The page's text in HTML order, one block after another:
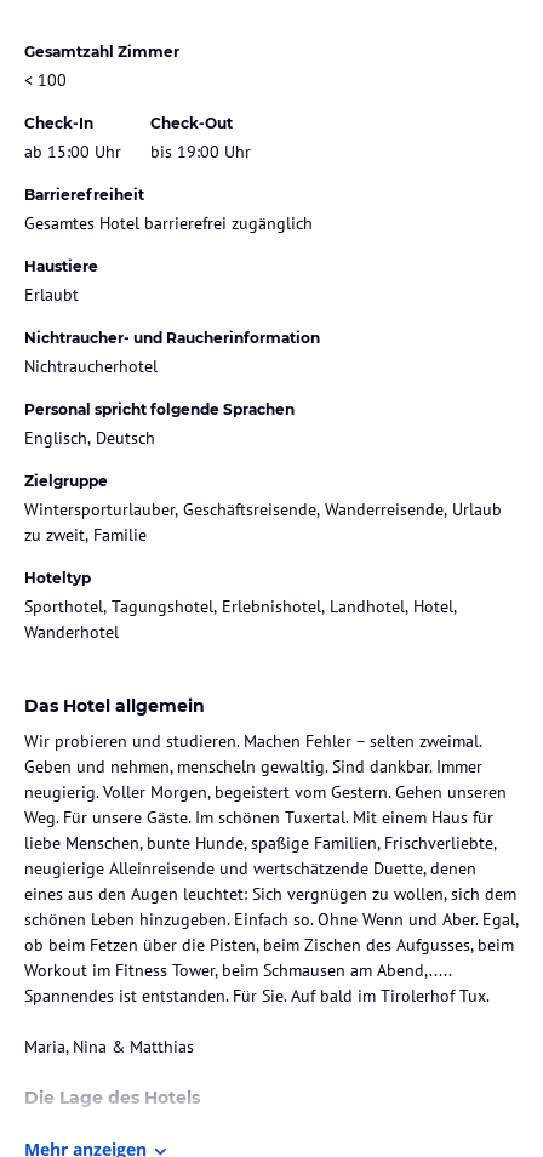
Gesamtzahl Zimmer
< 100
Check-In
ab 15:00 Uhr
Check-Out
bis 19:00 Uhr
Barrierefreiheit
Gesamtes Hotel barrierefrei zugänglich
Haustiere
Erlaubt
Nichtraucher- und Raucherinformation
Nichtraucherhotel
Personal spricht folgende Sprachen
Englisch, Deutsch
Zielgruppe
Wintersporturlauber, Geschäftsreisende, Wanderreisende, Urlaub
zu zweit, Familie
Hoteltyp
Sporthotel, Tagungshotel, Erlebnishotel, Landhotel, Hotel,
Wanderhotel
Das Hotel allgemein
Wir probieren und studieren. Machen Fehler – selten zweimal.
Geben und nehmen, menscheln gewaltig. Sind dankbar. Immer
neugierig. Voller Morgen, begeistert vom Gestern. Gehen unseren
Weg. Für unsere Gäste. Im schönen Tuxertal. Mit einem Haus für
liebe Menschen, bunte Hunde, spaßige Familien, Frischverliebte,
neugierige Alleinreisende und wertschätzende Duette, denen
eines aus den Augen leuchtet: Sich vergnügen zu wollen, sich dem
schönen Leben hinzugeben. Einfach so. Ohne Wenn und Aber. Egal,
ob beim Fetzen über die Pisten, beim Zischen des Aufgusses, beim
Workout im Fitness Tower, beim Schmausen am Abend,.....
Spannendes ist entstanden. Für Sie. Auf bald im Tirolerhof Tux.
Maria, Nina & Matthias
Die Lage des Hotels
Mehr anzeigen